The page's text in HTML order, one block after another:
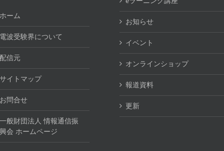
ーム
波受験界について
信元
イトマップ
問合せ
般財団法人 情報通信振
会 ホームページ
お知らせ
イベント
オンラインショップ
報道資料
更新